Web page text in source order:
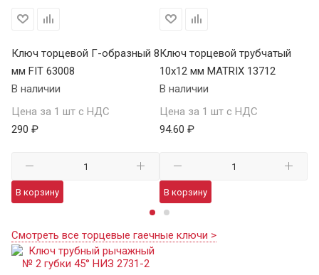
Ключ торцевой Г-образный 8
мм FIT 63008
В наличии
Цена за 1 шт с НДС
290 ₽
В корзину
Ключ торцевой трубчатый
10х12 мм MATRIX 13712
В наличии
Цена за 1 шт с НДС
94.60 ₽
В корзину
Смотреть все торцевые гаечные ключи >